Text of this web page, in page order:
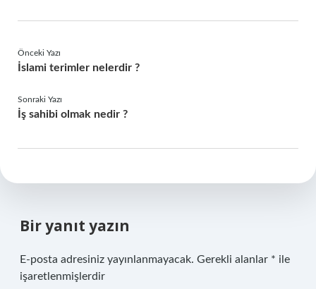
Önceki Yazı
İslami terimler nelerdir ?
Sonraki Yazı
İş sahibi olmak nedir ?
Bir yanıt yazın
E-posta adresiniz yayınlanmayacak. Gerekli alanlar * ile
işaretlenmişlerdir